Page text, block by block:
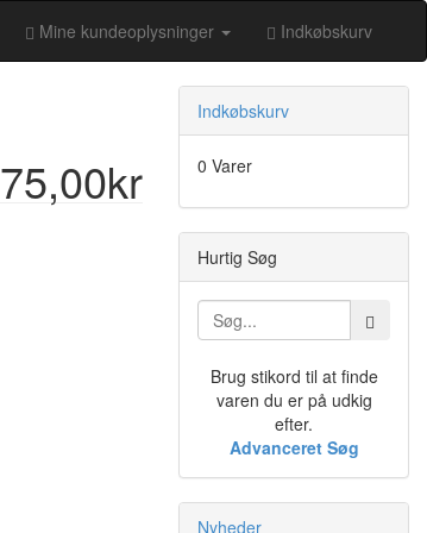
Mine kundeoplysninger Indkøbskurv
75,00kr
Indkøbskurv
0 Varer
Hurtig Søg
Brug stikord til at finde
varen du er på udkig
efter.
Advanceret Søg
Nyheder